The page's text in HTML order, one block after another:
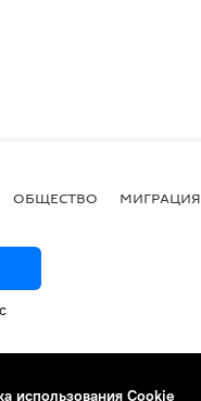
ОБЩЕСТВО МИГРАЦИЯ
использования Cookie